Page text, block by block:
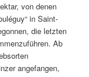
von denen
in Saint-
die letzten
Ab
angefangen,